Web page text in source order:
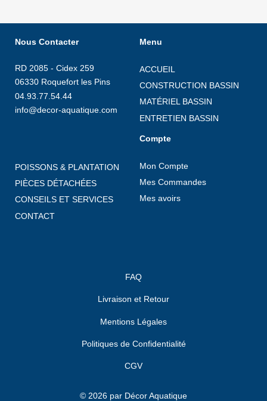
Nous Contacter
RD 2085 - Cidex 259
06330 Roquefort les Pins
04.93.77.54.44
info@decor-aquatique.com
Menu
ACCUEIL
CONSTRUCTION BASSIN
MATÉRIEL BASSIN
ENTRETIEN BASSIN
POISSONS & PLANTATION
PIÈCES DÉTACHÉES
CONSEILS ET SERVICES
CONTACT
Compte
Mon Compte
Mes Commandes
Mes avoirs
FAQ
Livraison et Retour
Mentions Légales
Politiques de Confidentialité
CGV
© 2026 par Décor Aquatique